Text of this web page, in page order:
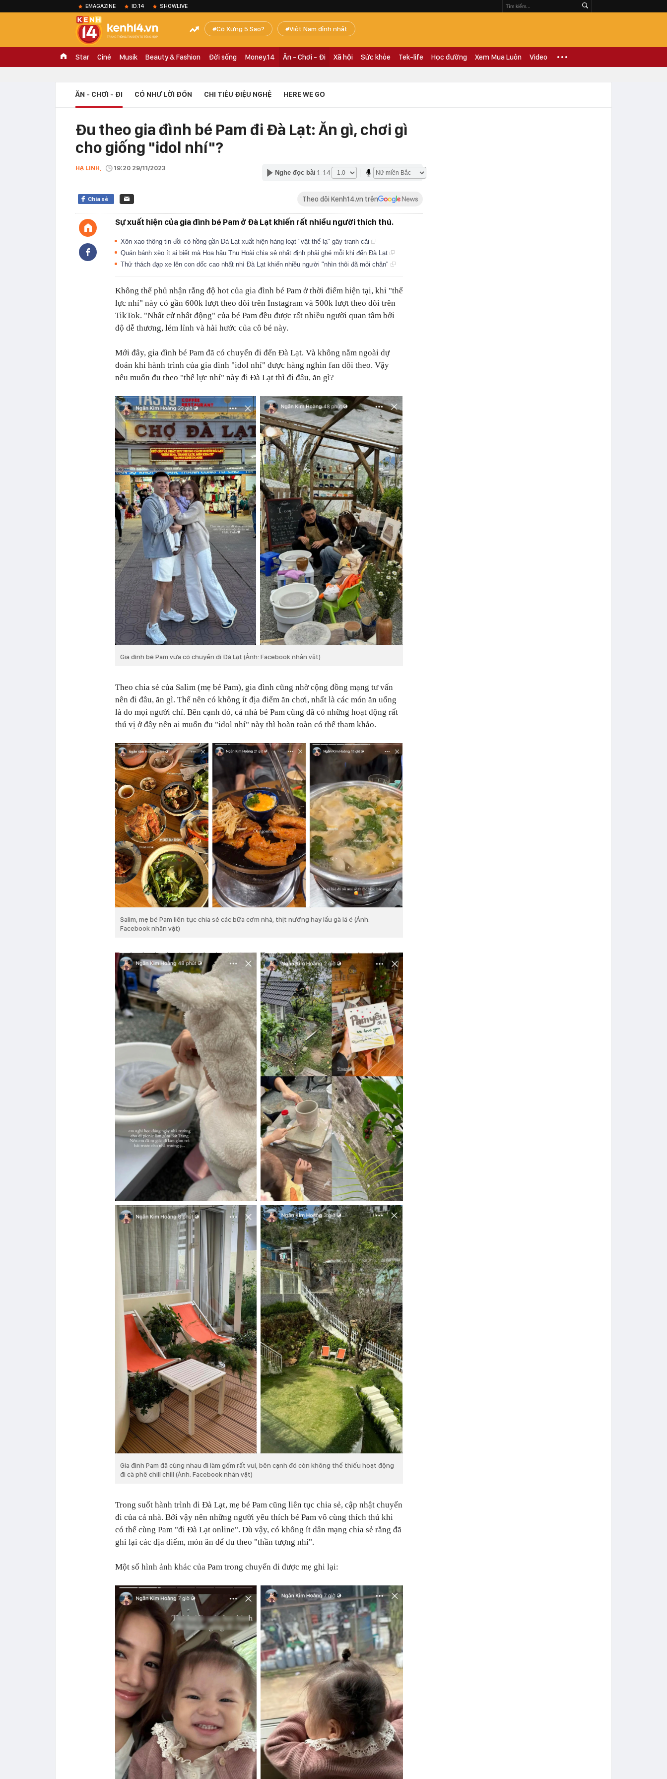
EMAGAZINE ID.14 SHOWLIVE
Có Xứng 5 Sao? Việt Nam đỉnh nhất
Star Ciné Musik Beauty & Fashion Đời sống Money.14 Ăn - Chơi - Đi Xã hội Sức khỏe Tek-life Học đường Xem Mua Luôn Video
ĂN - CHƠI - ĐI CÓ NHƯ LỜI ĐỒN CHI TIÊU ĐIỆU NGHỆ HERE WE GO
Đu theo gia đình bé Pam đi Đà Lạt: Ăn gì, chơi gì
cho giống "idol nhí"?
HẠ LINH, 19:20 29/11/2023
Nghe đọc bài 1:14
Chia sẻ Theo dõi Kenh14.vn trên
Sự xuất hiện của gia đình bé Pam ở Đà Lạt khiến rất nhiều người thích thú.
Xôn xao thông tin đồi cỏ hồng gần Đà Lạt xuất hiện hàng loạt "vật thể lạ" gây tranh cãi
Quán bánh xèo ít ai biết mà Hoa hậu Thu Hoài chia sẻ nhất định phải ghé mỗi khi đến Đà Lạt
Thử thách đạp xe lên con dốc cao nhất nhì Đà Lạt khiến nhiều người "nhìn thôi đã mỏi chân"
Không thể phủ nhận rằng độ hot của gia đình bé Pam ở thời điểm hiện tại, khi "thế
lực nhí" này có gần 600k lượt theo dõi trên Instagram và 500k lượt theo dõi trên
TikTok. "Nhất cử nhất động" của bé Pam đều được rất nhiều người quan tâm bởi
độ dễ thương, lém lỉnh và hài hước của cô bé này.
Mới đây, gia đình bé Pam đã có chuyến đi đến Đà Lạt. Và không nằm ngoài dự
đoán khi hành trình của gia đình "idol nhí" được hàng nghìn fan dõi theo. Vậy
nếu muốn đu theo "thế lực nhí" này đi Đà Lạt thì đi đâu, ăn gì?
Gia đình bé Pam vừa có chuyến đi Đà Lạt (Ảnh: Facebook nhân vật)
Theo chia sẻ của Salim (mẹ bé Pam), gia đình cũng nhờ cộng đồng mạng tư vấn
nên đi đâu, ăn gì. Thế nên có không ít địa điểm ăn chơi, nhất là các món ăn uống
là do mọi người chỉ. Bên cạnh đó, cả nhà bé Pam cũng đã có những hoạt động rất
thú vị ở đây nên ai muốn đu "idol nhí" này thì hoàn toàn có thể tham khảo.
Salim, mẹ bé Pam liên tục chia sẻ các bữa cơm nhà, thịt nướng hay lẩu gà lá é (Ảnh:
Facebook nhân vật)
Gia đình Pam đã cùng nhau đi làm gốm rất vui, bên cạnh đó còn không thể thiếu hoạt động
đi cà phê chill chill (Ảnh: Facebook nhân vật)
Trong suốt hành trình đi Đà Lạt, mẹ bé Pam cũng liên tục chia sẻ, cập nhật chuyến
đi của cả nhà. Bởi vậy nên những người yêu thích bé Pam vô cùng thích thú khi
có thể cùng Pam "đi Đà Lạt online". Dù vậy, có không ít dân mạng chia sẻ rằng đã
ghi lại các địa điểm, món ăn để đu theo "thần tượng nhí".
Một số hình ảnh khác của Pam trong chuyến đi được mẹ ghi lại: